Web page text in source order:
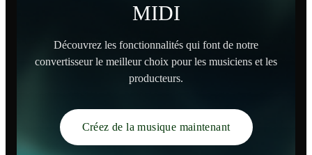
MIDI
Découvrez les fonctionnalités qui font de notre
convertisseur le meilleur choix pour les musiciens et les
producteurs.
Créez de la musique maintenant